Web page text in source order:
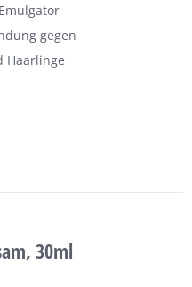
gegen
Haarlinge
30ml